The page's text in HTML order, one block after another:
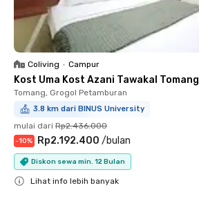
Coliving • Campur
Kost Uma Kost Azani Tawakal Tomang
Tomang, Grogol Petamburan
3.8 km dari BINUS University
mulai dari Rp2.436.000
-10% Rp2.192.400 /bulan
Diskon sewa min. 12 Bulan
Lihat info lebih banyak